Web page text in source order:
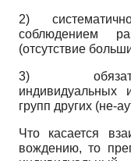
2)
соблюдением
(отсутствие
3)
индивидуальных
групп других (не-
Что касается
вождению, то